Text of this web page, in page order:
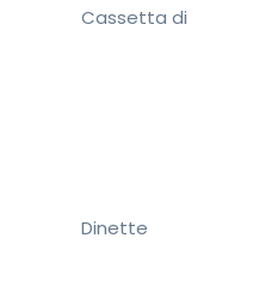
Cassetta di
Dinette